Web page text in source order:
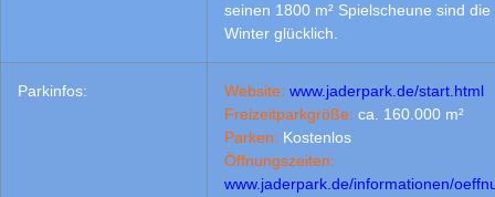
seinen 1800 m² Spielscheune sind
Winter glücklich.
Parkinfos: Website: www.jaderpark.de/start.html
Freizeitparkgröße: ca. 160.000 m²
Parken: Kostenlos
Öffnungszeiten:
www.jaderpark.de/informationen/